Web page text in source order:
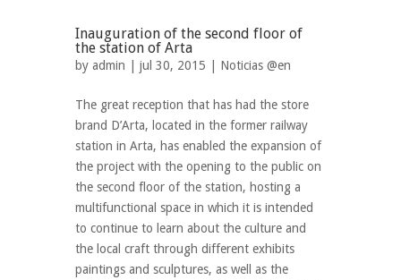
Inauguration of the second floor of
the station of Arta
by admin | jul 30, 2015 | Noticias @en
The great reception that has had the store
brand D’Arta, located in the former railway
station in Arta, has enabled the expansion of
the project with the opening to the public on
the second floor of the station, hosting a
multifunctional space in which it is intended
to continue to learn about the culture and
the local craft through different exhibits
paintings and sculptures, as well as the